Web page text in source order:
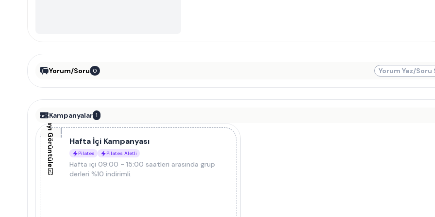
Yorum/Soru 0 Yorum Yaz/Soru
Kampanyalar 1
Kampanyayı Görüntüle Hafta İçi Kampanyası
Pilates Pilates Aletli
Hafta içi 09:00 - 15:00 saatleri arasında grup
derleri %10 indirimli.